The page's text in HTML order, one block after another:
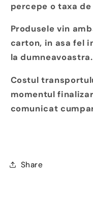
percepe o taxa
Produsele vin
carton, in asa fel
la dumneavoastra.
Costul
momentul
comunicat
Share